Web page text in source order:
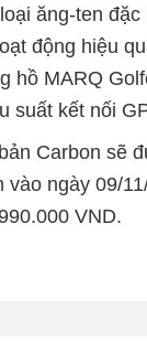
ăng-ten đặc
động hiệu
hồ MARQ
suất kết nối
Carbon sẽ
ngày 09/
VND.